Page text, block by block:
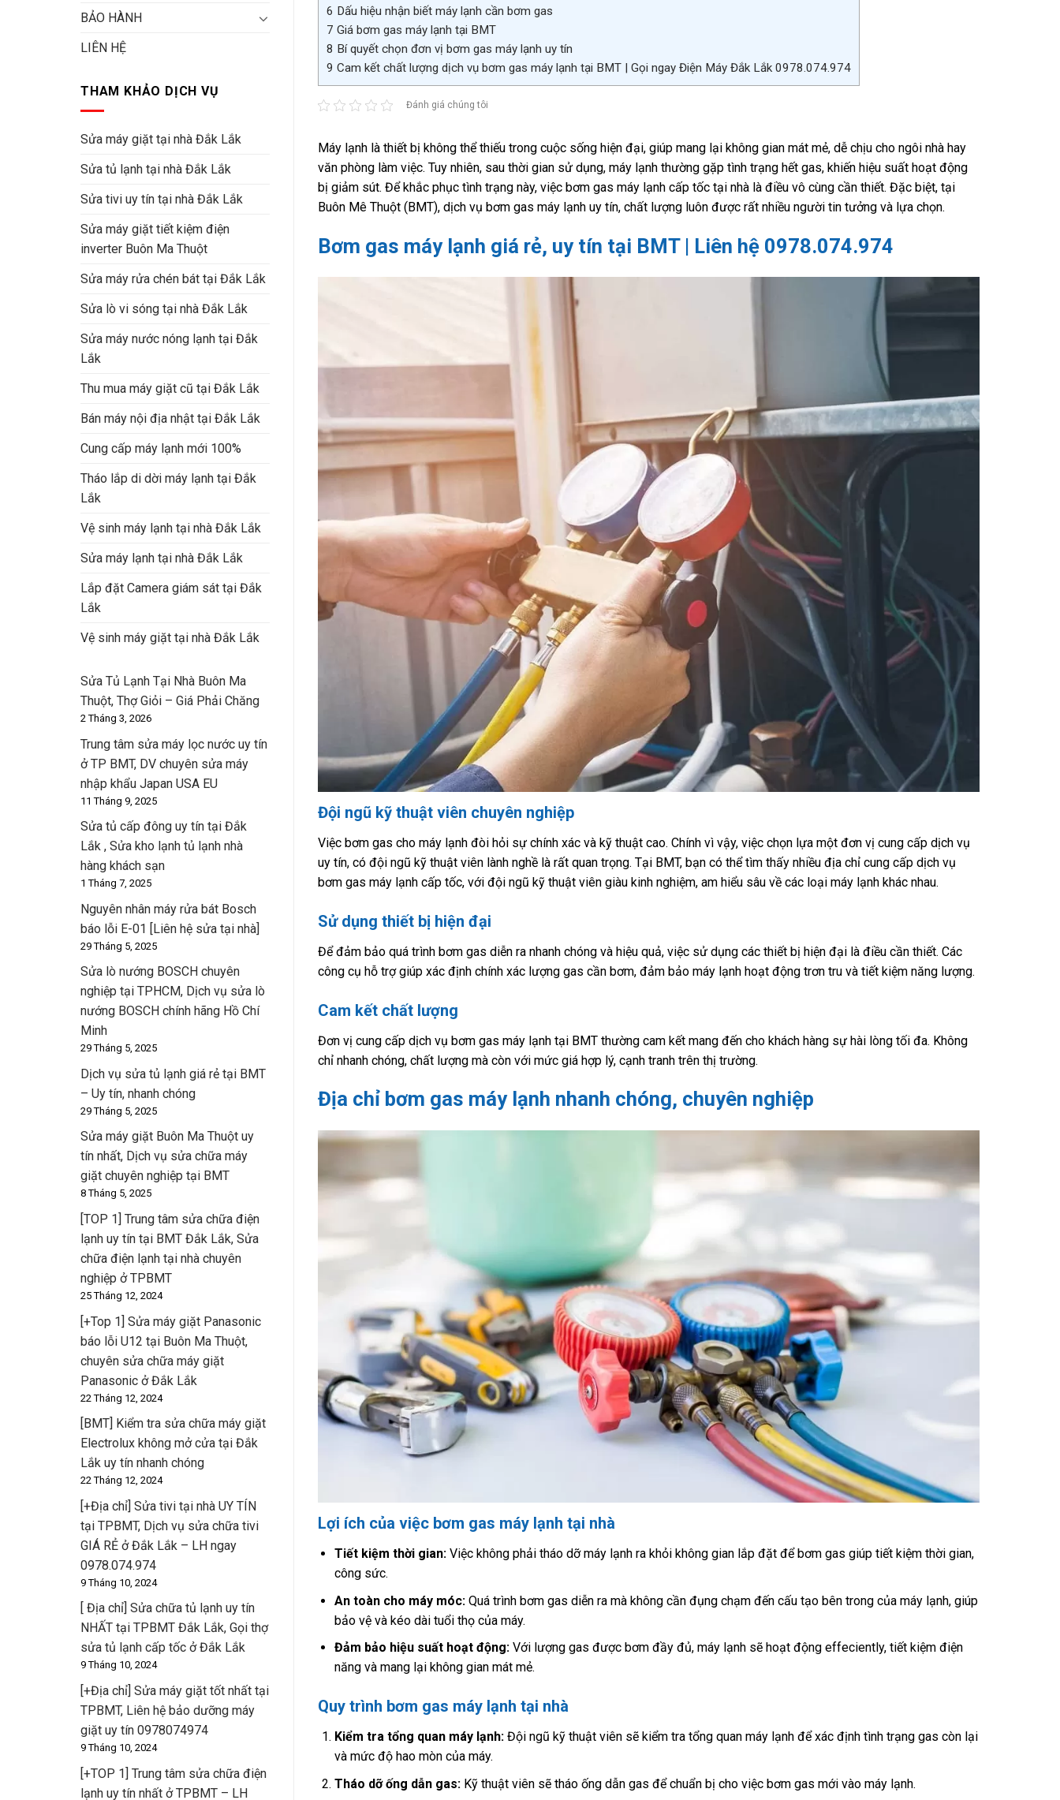
BẢO HÀNH
LIÊN HỆ
THAM KHẢO DỊCH VỤ
Sửa máy giặt tại nhà Đắk Lắk
Sửa tủ lạnh tại nhà Đắk Lắk
Sửa tivi uy tín tại nhà Đắk Lắk
Sửa máy giặt tiết kiệm điện
inverter Buôn Ma Thuột
Sửa máy rửa chén bát tại Đắk Lắk
Sửa lò vi sóng tại nhà Đắk Lắk
Sửa máy nước nóng lạnh tại Đắk
Lắk
Thu mua máy giặt cũ tại Đắk Lắk
Bán máy nội địa nhật tại Đắk Lắk
Cung cấp máy lạnh mới 100%
Tháo lắp di dời máy lạnh tại Đắk
Lắk
Vệ sinh máy lạnh tại nhà Đắk Lắk
Sửa máy lạnh tại nhà Đắk Lắk
Lắp đặt Camera giám sát tại Đắk
Lắk
Vệ sinh máy giặt tại nhà Đắk Lắk
Sửa Tủ Lạnh Tại Nhà Buôn Ma
Thuột, Thợ Giỏi – Giá Phải Chăng
2 Tháng 3, 2026
Trung tâm sửa máy lọc nước uy tín
ở TP BMT, DV chuyên sửa máy
nhập khẩu Japan USA EU
11 Tháng 9, 2025
Sửa tủ cấp đông uy tín tại Đắk
Lắk , Sửa kho lạnh tủ lạnh nhà
hàng khách sạn
1 Tháng 7, 2025
Nguyên nhân máy rửa bát Bosch
báo lỗi E-01 [Liên hệ sửa tại nhà]
29 Tháng 5, 2025
Sửa lò nướng BOSCH chuyên
nghiệp tại TPHCM, Dịch vụ sửa lò
nướng BOSCH chính hãng Hồ Chí
Minh
29 Tháng 5, 2025
Dịch vụ sửa tủ lạnh giá rẻ tại BMT
– Uy tín, nhanh chóng
29 Tháng 5, 2025
Sửa máy giặt Buôn Ma Thuột uy
tín nhất, Dịch vụ sửa chữa máy
giặt chuyên nghiệp tại BMT
8 Tháng 5, 2025
[TOP 1] Trung tâm sửa chữa điện
lạnh uy tín tại BMT Đắk Lắk, Sửa
chữa điện lạnh tại nhà chuyên
nghiệp ở TPBMT
25 Tháng 12, 2024
[+Top 1] Sửa máy giặt Panasonic
báo lỗi U12 tại Buôn Ma Thuột,
chuyên sửa chữa máy giặt
Panasonic ở Đắk Lắk
22 Tháng 12, 2024
[BMT] Kiểm tra sửa chữa máy giặt
Electrolux không mở cửa tại Đắk
Lắk uy tín nhanh chóng
22 Tháng 12, 2024
[+Địa chỉ] Sửa tivi tại nhà UY TÍN
tại TPBMT, Dịch vụ sửa chữa tivi
GIÁ RẺ ở Đắk Lắk – LH ngay
0978.074.974
9 Tháng 10, 2024
[ Địa chỉ] Sửa chữa tủ lạnh uy tín
NHẤT tại TPBMT Đắk Lắk, Gọi thợ
sửa tủ lạnh cấp tốc ở Đắk Lắk
9 Tháng 10, 2024
[+Địa chỉ] Sửa máy giặt tốt nhất tại
TPBMT, Liên hệ bảo dưỡng máy
giặt uy tín 0978074974
9 Tháng 10, 2024
[+TOP 1] Trung tâm sửa chữa điện
lạnh uy tín nhất ở TPBMT – LH
6 Dấu hiệu nhận biết máy lạnh cần bơm gas
7 Giá bơm gas máy lạnh tại BMT
8 Bí quyết chọn đơn vị bơm gas máy lạnh uy tín
9 Cam kết chất lượng dịch vụ bơm gas máy lạnh tại BMT | Gọi ngay Điện Máy Đắk Lắk 0978.074.974
Đánh giá chúng tôi
Máy lạnh là thiết bị không thể thiếu trong cuộc sống hiện đại, giúp mang lại không gian mát mẻ, dễ chịu cho ngôi nhà hay
văn phòng làm việc. Tuy nhiên, sau thời gian sử dụng, máy lạnh thường gặp tình trạng hết gas, khiến hiệu suất hoạt động
bị giảm sút. Để khắc phục tình trạng này, việc bơm gas máy lạnh cấp tốc tại nhà là điều vô cùng cần thiết. Đặc biệt, tại
Buôn Mê Thuột (BMT), dịch vụ bơm gas máy lạnh uy tín, chất lượng luôn được rất nhiều người tin tưởng và lựa chọn.
Bơm gas máy lạnh giá rẻ, uy tín tại BMT | Liên hệ 0978.074.974
Đội ngũ kỹ thuật viên chuyên nghiệp
Việc bơm gas cho máy lạnh đòi hỏi sự chính xác và kỹ thuật cao. Chính vì vậy, việc chọn lựa một đơn vị cung cấp dịch vụ
uy tín, có đội ngũ kỹ thuật viên lành nghề là rất quan trọng. Tại BMT, bạn có thể tìm thấy nhiều địa chỉ cung cấp dịch vụ
bơm gas máy lạnh cấp tốc, với đội ngũ kỹ thuật viên giàu kinh nghiệm, am hiểu sâu về các loại máy lạnh khác nhau.
Sử dụng thiết bị hiện đại
Để đảm bảo quá trình bơm gas diễn ra nhanh chóng và hiệu quả, việc sử dụng các thiết bị hiện đại là điều cần thiết. Các
công cụ hỗ trợ giúp xác định chính xác lượng gas cần bơm, đảm bảo máy lạnh hoạt động trơn tru và tiết kiệm năng lượng.
Cam kết chất lượng
Đơn vị cung cấp dịch vụ bơm gas máy lạnh tại BMT thường cam kết mang đến cho khách hàng sự hài lòng tối đa. Không
chỉ nhanh chóng, chất lượng mà còn với mức giá hợp lý, cạnh tranh trên thị trường.
Địa chỉ bơm gas máy lạnh nhanh chóng, chuyên nghiệp
Lợi ích của việc bơm gas máy lạnh tại nhà
Tiết kiệm thời gian:Việc không phải tháo dỡ máy lạnh ra khỏi không gian lắp đặt để bơm gas giúp tiết kiệm thời gian,
công sức.
An toàn cho máy móc:Quá trình bơm gas diễn ra mà không cần đụng chạm đến cấu tạo bên trong của máy lạnh, giúp
bảo vệ và kéo dài tuổi thọ của máy.
Đảm bảo hiệu suất hoạt động:Với lượng gas được bơm đầy đủ, máy lạnh sẽ hoạt động effeciently, tiết kiệm điện
năng và mang lại không gian mát mẻ.
Quy trình bơm gas máy lạnh tại nhà
Kiểm tra tổng quan máy lạnh:Đội ngũ kỹ thuật viên sẽ kiểm tra tổng quan máy lạnh để xác định tình trạng gas còn lại
và mức độ hao mòn của máy.
Tháo dỡ ống dẫn gas:Kỹ thuật viên sẽ tháo ống dẫn gas để chuẩn bị cho việc bơm gas mới vào máy lạnh.